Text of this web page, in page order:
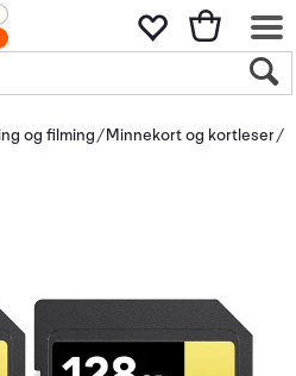
og filming
Minnekort og kortleser